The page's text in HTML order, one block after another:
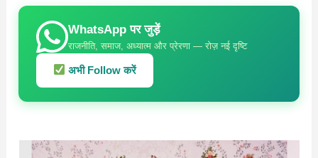
WhatsApp पर जुड़ें
राजनीति, समाज, अध्यात्म और प्रेरणा — रोज़ नई दृष्टि
अभी Follow करें